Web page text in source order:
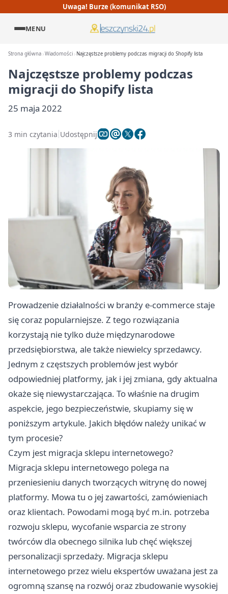
Uwaga! Burze (komunikat RSO)
MENU
Strona główna Wiadomości Najczęstsze problemy podczas migracji do Shopify lista
Najczęstsze problemy podczas
migracji do Shopify lista
25 maja 2022
3 min czytania Udostępnij
Prowadzenie działalności w branży e-commerce staje
się coraz popularniejsze. Z tego rozwiązania
korzystają nie tylko duże międzynarodowe
przedsiębiorstwa, ale także niewielcy sprzedawcy.
Jednym z częstszych problemów jest wybór
odpowiedniej platformy, jak i jej zmiana, gdy aktualna
okaże się niewystarczająca. To właśnie na drugim
aspekcie, jego bezpieczeństwie, skupiamy się w
poniższym artykule. Jakich błędów należy unikać w
tym procesie?
Czym jest migracja sklepu internetowego?
Migracja sklepu internetowego polega na
przeniesieniu danych tworzących witrynę do nowej
platformy. Mowa tu o jej zawartości, zamówieniach
oraz klientach. Powodami mogą być m.in. potrzeba
rozwoju sklepu, wycofanie wsparcia ze strony
twórców dla obecnego silnika lub chęć większej
personalizacji sprzedaży. Migracja sklepu
internetowego przez wielu ekspertów uważana jest za
ogromną szansę na rozwój oraz zbudowanie wysokiej